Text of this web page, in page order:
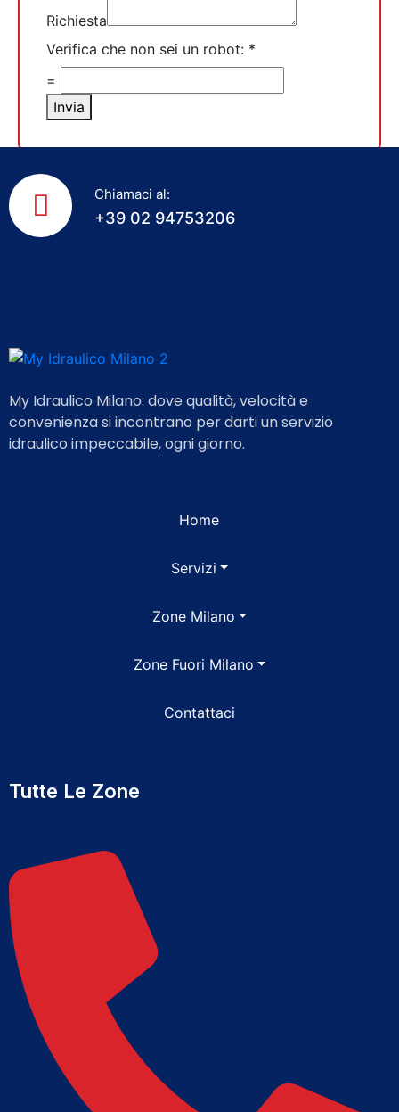
Richiesta
Verifica che non sei un robot: *
=
Invia
Chiamaci al:
+39 02 94753206
My Idraulico Milano: dove qualità, velocità e
convenienza si incontrano per darti un servizio
idraulico impeccabile, ogni giorno.
Home
Servizi
Zone Milano
Zone Fuori Milano
Contattaci
Tutte Le Zone